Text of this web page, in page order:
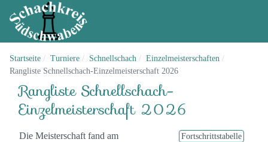
Startseite Turniere Schnellschach
Einzelmeisterschaften
Rangliste Schnellschach-Einzelmeisterschaft 2026
Rangliste Schnellschach-
Einzelmeisterschaft 2026
Die Meisterschaft fand am
Fortschrittstabelle